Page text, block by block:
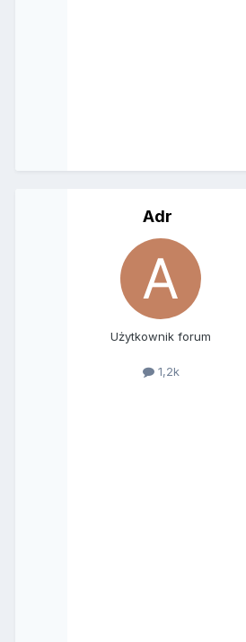
Adr
Użytkownik forum
1,2k